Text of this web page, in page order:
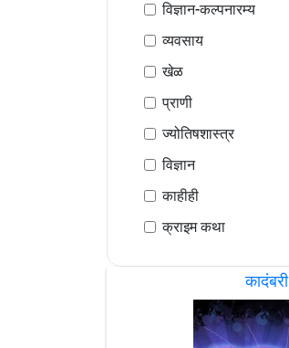
विज्ञान-कल्पनारम्य
व्यवसाय
खेळ
प्राणी
ज्योतिषशास्त्र
विज्ञान
काहीही
क्राइम कथा
कादंबरी